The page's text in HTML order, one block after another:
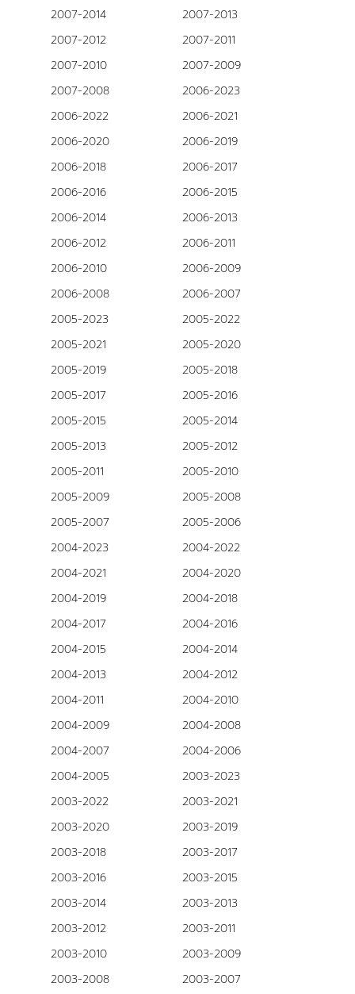
2007-2014
2007-2013
2007-2012
2007-2011
2007-2010
2007-2009
2007-2008
2006-2023
2006-2022
2006-2021
2006-2020
2006-2019
2006-2018
2006-2017
2006-2016
2006-2015
2006-2014
2006-2013
2006-2012
2006-2011
2006-2010
2006-2009
2006-2008
2006-2007
2005-2023
2005-2022
2005-2021
2005-2020
2005-2019
2005-2018
2005-2017
2005-2016
2005-2015
2005-2014
2005-2013
2005-2012
2005-2011
2005-2010
2005-2009
2005-2008
2005-2007
2005-2006
2004-2023
2004-2022
2004-2021
2004-2020
2004-2019
2004-2018
2004-2017
2004-2016
2004-2015
2004-2014
2004-2013
2004-2012
2004-2011
2004-2010
2004-2009
2004-2008
2004-2007
2004-2006
2004-2005
2003-2023
2003-2022
2003-2021
2003-2020
2003-2019
2003-2018
2003-2017
2003-2016
2003-2015
2003-2014
2003-2013
2003-2012
2003-2011
2003-2010
2003-2009
2003-2008
2003-2007